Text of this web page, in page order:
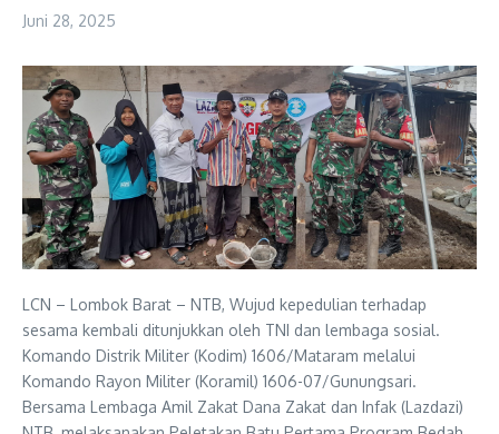
Juni 28, 2025
LCN – Lombok Barat – NTB, Wujud kepedulian terhadap
sesama kembali ditunjukkan oleh TNI dan lembaga sosial.
Komando Distrik Militer (Kodim) 1606/Mataram melalui
Komando Rayon Militer (Koramil) 1606-07/Gunungsari.
Bersama Lembaga Amil Zakat Dana Zakat dan Infak (Lazdazi)